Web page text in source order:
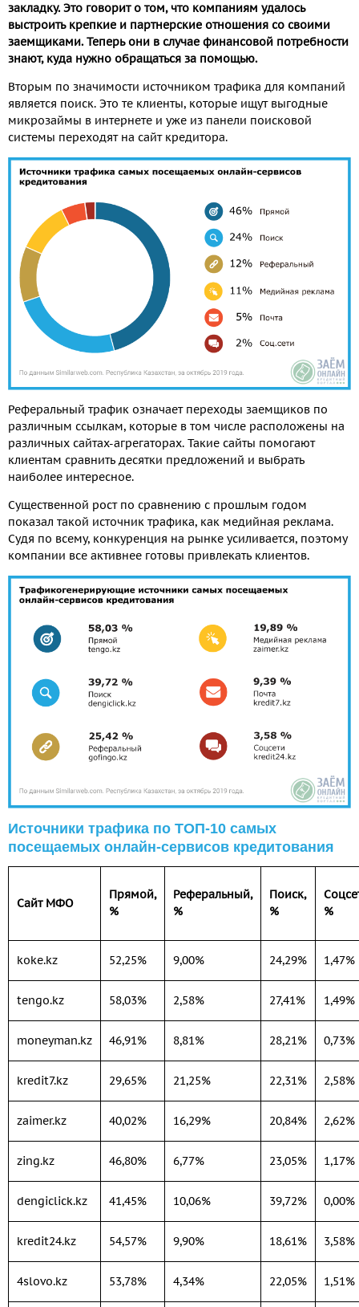
закладку. Это говорит о том, что компаниям удалось
выстроить крепкие и партнерские отношения со своими
заемщиками. Теперь они в случае финансовой потребности
знают, куда нужно обращаться за помощью.
Вторым по значимости источником трафика для компаний
является поиск. Это те клиенты, которые ищут выгодные
микрозаймы в интернете и уже из панели поисковой
системы переходят на сайт кредитора.
Реферальный трафик означает переходы заемщиков по
различным ссылкам, которые в том числе расположены на
различных сайтах-агрегаторах. Такие сайты помогают
клиентам сравнить десятки предложений и выбрать
наиболее интересное.
Существенной рост по сравнению с прошлым годом
показал такой источник трафика, как медийная реклама.
Судя по всему, конкуренция на рынке усиливается, поэтому
компании все активнее готовы привлекать клиентов.
Источники трафика по ТОП-10 самых
посещаемых онлайн-сервисов кредитования
Сайт МФО
Прямой,
%
Реферальный,
%
Поиск,
%
%
koke.kz 52,25% 9,00% 24,29% 1,47%
tengo.kz 58,03% 2,58% 27,41% 1,49%
moneyman.kz 46,91% 8,81% 28,21% 0,73%
kredit7.kz 29,65% 21,25% 22,31% 2,58%
zaimer.kz 40,02% 16,29% 20,84% 2,62%
zing.kz 46,80% 6,77% 23,05% 1,17%
dengiclick.kz 41,45% 10,06% 39,72% 0,00%
kredit24.kz 54,57% 9,90% 18,61% 3,58%
4slovo.kz 53,78% 4,34% 22,05% 1,51%